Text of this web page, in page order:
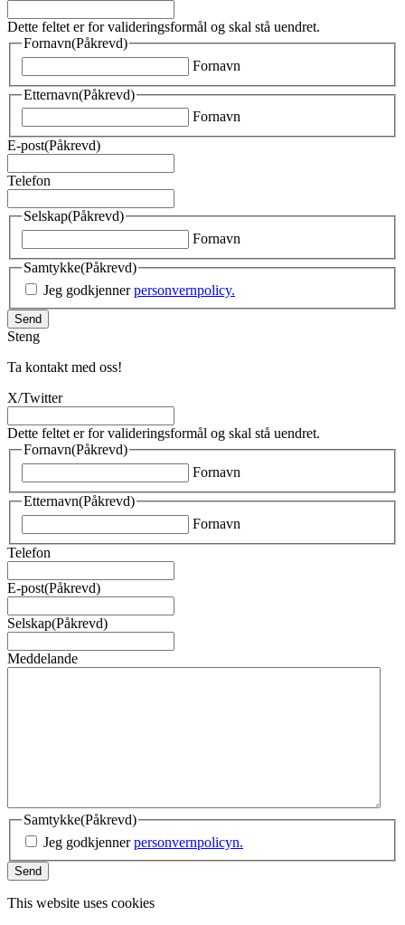
Dette feltet er for valideringsformål og skal stå uendret.
Fornavn(Påkrevd)
Fornavn
Etternavn(Påkrevd)
Fornavn
E-post(Påkrevd)
Telefon
Selskap(Påkrevd)
Fornavn
Samtykke(Påkrevd)
Jeg godkjennerpersonvernpolicy.
Send
Steng
Ta kontakt med oss!
X/Twitter
Dette feltet er for valideringsformål og skal stå uendret.
Fornavn(Påkrevd)
Fornavn
Etternavn(Påkrevd)
Fornavn
Telefon
E-post(Påkrevd)
Selskap(Påkrevd)
Meddelande
Samtykke(Påkrevd)
Jeg godkjennerpersonvernpolicyn.
Send
This website uses cookies